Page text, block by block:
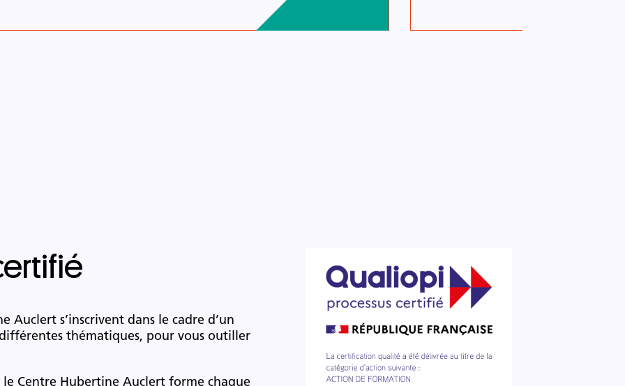
Auclert s’inscrivent dans le cadre d’un
thématiques, pour vous outiller
le Centre Hubertine Auclert forme chaque